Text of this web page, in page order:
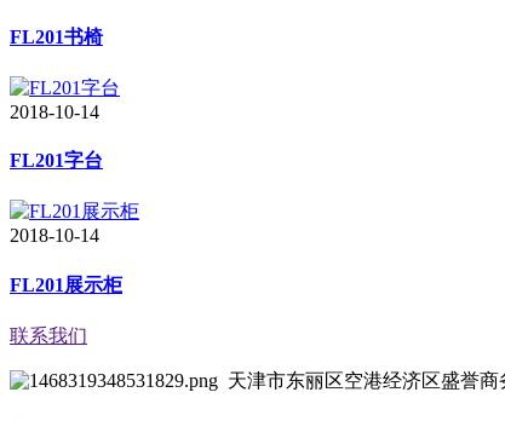
FL201书椅
2018-10-14
FL201字台
2018-10-14
FL201展示柜
联系我们
天津市东丽区空港经济区盛誉商